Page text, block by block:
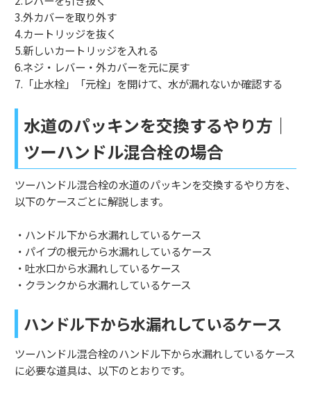
3.外カバーを取り外す
4.カートリッジを抜く
5.新しいカートリッジを入れる
6.ネジ・レバー・外カバーを元に戻す
7.「止水栓」「元栓」を開けて、水が漏れないか確認する
水道のパッキンを交換するやり方｜
ツーハンドル混合栓の場合
ツーハンドル混合栓の水道のパッキンを交換するやり方を、
以下のケースごとに解説します。
・ハンドル下から水漏れしているケース
・パイプの根元から水漏れしているケース
・吐水口から水漏れしているケース
・クランクから水漏れしているケース
ハンドル下から水漏れしているケース
ツーハンドル混合栓のハンドル下から水漏れしているケース
に必要な道具は、以下のとおりです。